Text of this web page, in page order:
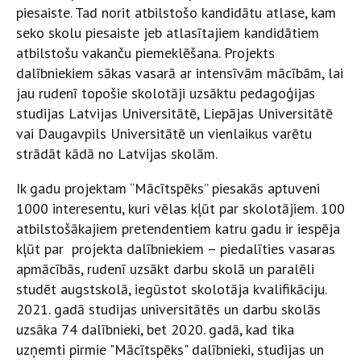
piesaiste. Tad norit atbilstošo kandidātu atlase, kam
seko skolu piesaiste jeb atlasītajiem kandidātiem
atbilstošu vakanču piemeklēšana. Projekts
dalībniekiem sākas vasarā ar intensīvām mācībām, lai
jau rudenī topošie skolotāji uzsāktu pedagoģijas
studijas Latvijas Universitātē, Liepājas Universitātē
vai Daugavpils Universitātē un vienlaikus varētu
strādāt kādā no Latvijas skolām.
Ik gadu projektam “Mācītspēks” piesakās aptuveni
1000 interesentu, kuri vēlas kļūt par skolotājiem. 100
atbilstošākajiem pretendentiem katru gadu ir iespēja
kļūt par projekta dalībniekiem – piedalīties vasaras
apmācībās, rudenī uzsākt darbu skolā un paralēli
studēt augstskolā, iegūstot skolotāja kvalifikāciju.
2021. gadā studijas universitātēs un darbu skolās
uzsāka 74 dalībnieki, bet 2020. gadā, kad tika
uzņemti pirmie "Mācītspēks" dalībnieki, studijas un